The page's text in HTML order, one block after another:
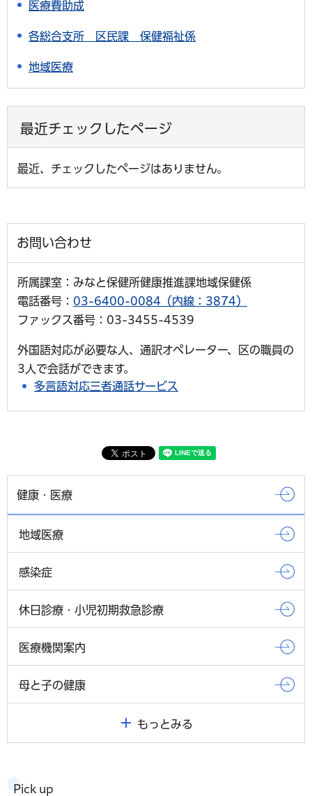
医療費助成
各総合支所 区民課 保健福祉係
地域医療
最近チェックしたページ
最近、チェックしたページはありません。
お問い合わせ
所属課室：みなと保健所健康推進課地域保健係
電話番号： 03-6400-0084（内線：3874）
ファックス番号：03-3455-4539
外国語対応が必要な人、通訳オペレーター、区の職員の
3人で会話ができます。
多言語対応三者通話サービス
健康・医療
地域医療
感染症
休日診療・小児初期救急診療
医療機関案内
母と子の健康
もっとみる
Pick up